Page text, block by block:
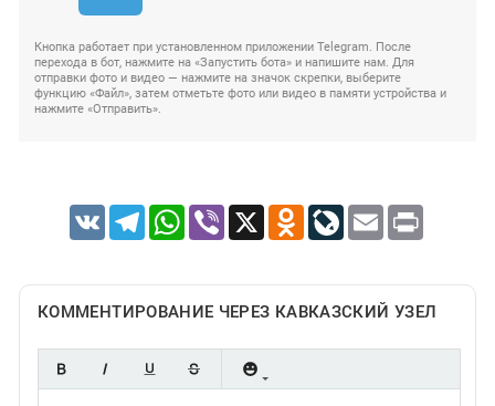
Кнопка работает при установленном приложении Telegram. После
перехода в бот, нажмите на «Запустить бота» и напишите нам. Для
отправки фото и видео — нажмите на значок скрепки, выберите
функцию «Файл», затем отметьте фото или видео в памяти устройства и
нажмите «Отправить».
VK TelegramWhatsApp
Viber X Odnoklassniki
LiveJournal
Email Print
КОММЕНТИРОВАНИЕ ЧЕРЕЗ КАВКАЗСКИЙ УЗЕЛ